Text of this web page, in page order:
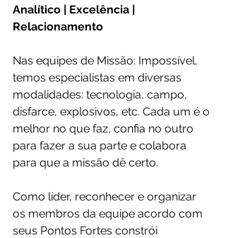
Analítico | Excelência |
Relacionamento
Nas equipes de Missão: Impossível,
temos especialistas em diversas
modalidades: tecnologia, campo,
disfarce, explosivos, etc. Cada um é o
melhor no que faz, confia no outro
para fazer a sua parte e colabora
para que a missão dê certo.
Como líder, reconhecer e organizar
os membros da equipe acordo com
seus Pontos Fortes constrói